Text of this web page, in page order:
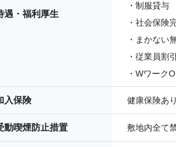
遇・福利厚生
・制服貸与
・社会保険
・まかない
・従業員割
・Wワーク
入保険 健康保険あ
動喫煙防止措置 敷地内全て